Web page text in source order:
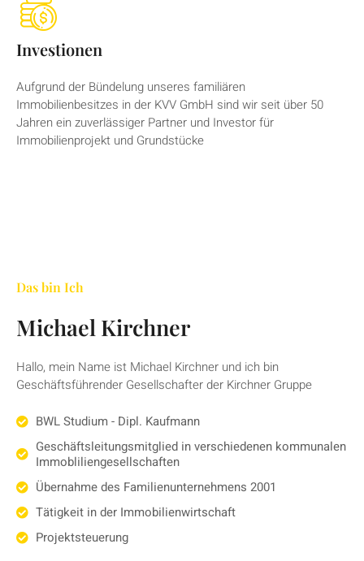
Investionen
Aufgrund der Bündelung unseres familiären
Immobilienbesitzes in der KVV GmbH sind wir seit über 50
Jahren ein zuverlässiger Partner und Investor für
Immobilienprojekt und Grundstücke
Das bin Ich
Michael Kirchner
Hallo, mein Name ist Michael Kirchner und ich bin
Geschäftsführender Gesellschafter der Kirchner Gruppe
BWL Studium - Dipl. Kaufmann
Geschäftsleitungsmitglied in verschiedenen kommunalen
Immobliliengesellschaften
Übernahme des Familienunternehmens 2001
Tätigkeit in der Immobilienwirtschaft
Projektsteuerung